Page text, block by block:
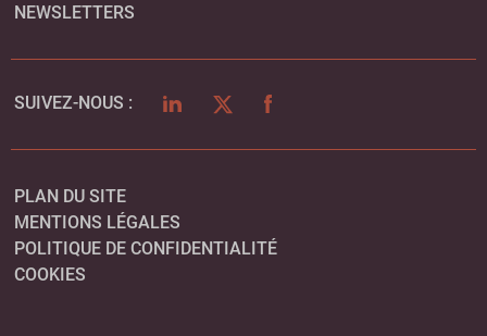
NEWSLETTERS
SUIVEZ-NOUS : LINKEDINTWITTERFACEBOOK
PLAN DU SITE
MENTIONS LÉGALES
POLITIQUE DE CONFIDENTIALITÉ
COOKIES